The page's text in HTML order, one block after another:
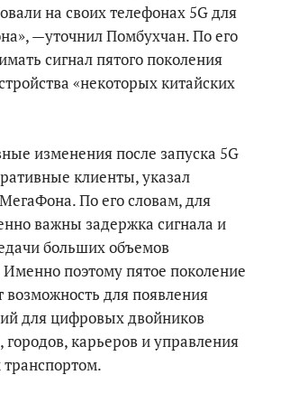
на своих телефонах 5G для
—уточнил Помбухчан. По его
сигнал пятого поколения
«некоторых китайских
изменения после запуска 5G
клиенты, указал
По его словам, для
важны задержка сигнала и
больших объемов
поэтому пятое поколение
возможность для появления
для цифровых двойников
карьеров и управления